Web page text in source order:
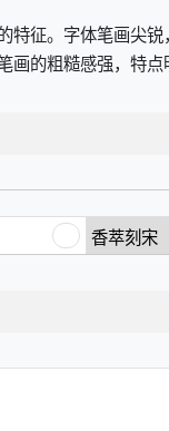
征。字体笔画尖
的粗糙感强，特点